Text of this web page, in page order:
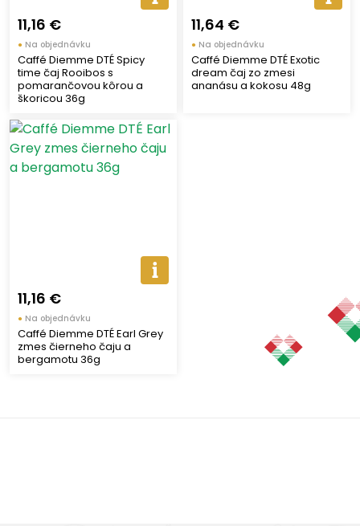
11,16 €
● Na objednávku
Caffé Diemme DTÉ Spicy
time čaj Rooibos s
pomarančovou kôrou a
škoricou 36g
11,64 €
● Na objednávku
Caffé Diemme DTÉ Exotic
dream čaj zo zmesi
ananásu a kokosu 48g
11,16 €
● Na objednávku
Caffé Diemme DTÉ Earl Grey
zmes čierneho čaju a
bergamotu 36g